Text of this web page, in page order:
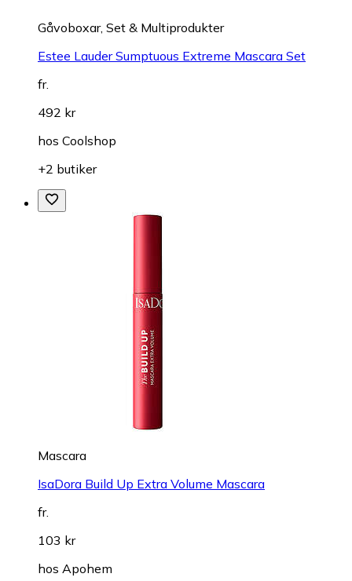
Gåvoboxar, Set & Multiprodukter
Estee Lauder Sumptuous Extreme Mascara Set
fr.
492 kr
hos Coolshop
+2 butiker
Mascara
IsaDora Build Up Extra Volume Mascara
fr.
103 kr
hos Apohem